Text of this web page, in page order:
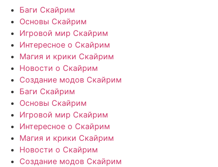
Баги Скайрим
Основы Скайрим
Игровой мир Скайрим
Интересное о Скайрим
Магия и крики Скайрим
Новости о Скайрим
Создание модов Скайрим
Баги Скайрим
Основы Скайрим
Игровой мир Скайрим
Интересное о Скайрим
Магия и крики Скайрим
Новости о Скайрим
Создание модов Скайрим